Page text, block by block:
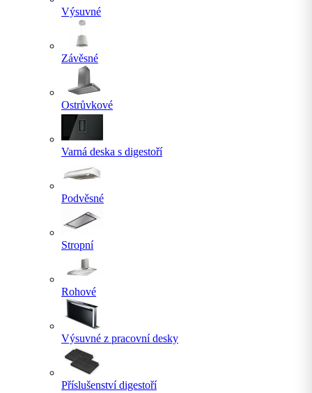
Výsuvné
Závěsné
Ostrůvkové
Varná deska s digestoří
Podvěsné
Stropní
Rohové
Výsuvné z pracovní desky
Příslušenství digestoří